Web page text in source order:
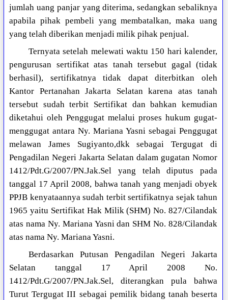
jumlah uang panjar yang diterima, sedangkan sebaliknya
apabila pihak pembeli yang membatalkan, maka uang
yang telah diberikan menjadi milik pihak penjual.
Ternyata setelah melewati waktu 150 hari kalender,
pengurusan sertifikat atas tanah tersebut gagal (tidak
berhasil), sertifikatnya tidak dapat diterbitkan oleh
Kantor Pertanahan Jakarta Selatan karena atas tanah
tersebut sudah terbit Sertifikat dan bahkan kemudian
diketahui oleh Penggugat melalui proses hukum gugat-
menggugat antara Ny. Mariana Yasni sebagai Penggugat
melawan James Sugiyanto,dkk sebagai Tergugat di
Pengadilan Negeri Jakarta Selatan dalam gugatan Nomor
1412/Pdt.G/2007/PN.Jak.Sel yang telah diputus pada
tanggal 17 April 2008, bahwa tanah yang menjadi obyek
PPJB kenyataannya sudah terbit sertifikatnya sejak tahun
1965 yaitu Sertifikat Hak Milik (SHM) No. 827/Cilandak
atas nama Ny. Mariana Yasni dan SHM No. 828/Cilandak
atas nama Ny. Mariana Yasni.
Berdasarkan Putusan Pengadilan Negeri Jakarta
Selatan tanggal 17 April 2008 No.
1412/Pdt.G/2007/PN.Jak.Sel, diterangkan pula bahwa
Turut Tergugat III sebagai pemilik bidang tanah beserta